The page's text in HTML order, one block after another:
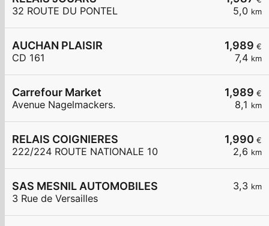
5,0 km
32 ROUTE DU PONTEL
1,989 €
7,4 km
AUCHAN PLAISIR
CD 161
1,989 €
8,1 km
Carrefour Market
Avenue Nagelmackers.
1,990 €
2,6 km
RELAIS COIGNIERES
222/224 ROUTE NATIONALE 10
3,3 km
SAS MESNIL AUTOMOBILES
3 Rue de Versailles